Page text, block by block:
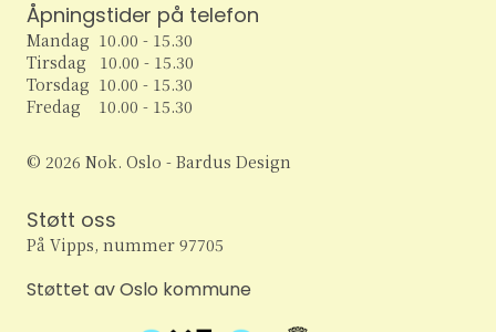
Åpningstider på telefon
Mandag 10.00 - 15.30
Tirsdag 10.00 - 15.30
Torsdag 10.00 - 15.30
Fredag 10.00 - 15.30
© 2026 Nok. Oslo - Bardus Design
Støtt oss
På Vipps, nummer 97705
Støttet av Oslo kommune